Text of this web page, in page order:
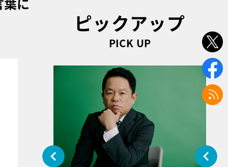
ピックアップ
PICK UP